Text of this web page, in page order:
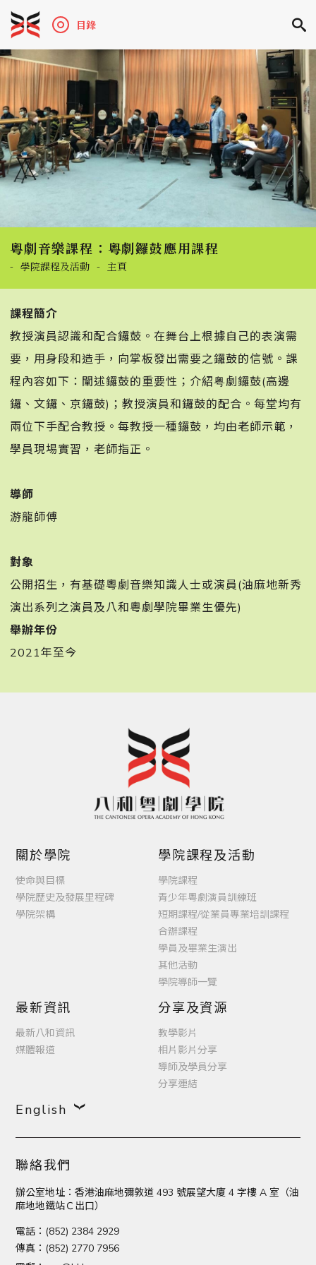
目錄
粵劇音樂課程：粵劇鑼鼓應用課程
- 學院課程及活動 - 主頁
課程簡介
教授演員認識和配合鑼鼓。在舞台上根據自己的表演需
要，用身段和造手，向掌板發出需要之鑼鼓的信號。課
程內容如下：闡述鑼鼓的重要性；介紹粤劇鑼鼓(高邊
鑼、文鑼、京鑼鼓)；教授演員和鑼鼓的配合。每堂均有
兩位下手配合教授。每教授一種鑼鼓，均由老師示範，
學員現埸實習，老師指正。󠀠
導師
游龍師傅󠀠
對象
公開招生，有基礎粵劇音樂知識人士或演員(油麻地新秀
演出系列之演員及八和粵劇學院畢業生優先)
舉辦年份
2021年至今
關於學院
使命與目標
學院歷史及發展里程碑
學院架構
學院課程及活動
學院課程
青少年粵劇演員訓練班
短期課程/從業員專業培訓課程
合辦課程
學員及畢業生演出
其他活動
學院導師一覽
最新資訊
最新八和資訊
媒體報道
分享及資源
教學影片
相片影片分享
導師及學員分享
分享連結
English
聯絡我們
辦公室地址：香港油麻地彌敦道 493 號展望大廈 4 字樓 A 室（油
麻地地鐵站Ｃ出口）
電話：(852) 2384 2929
傳真：(852) 2770 7956